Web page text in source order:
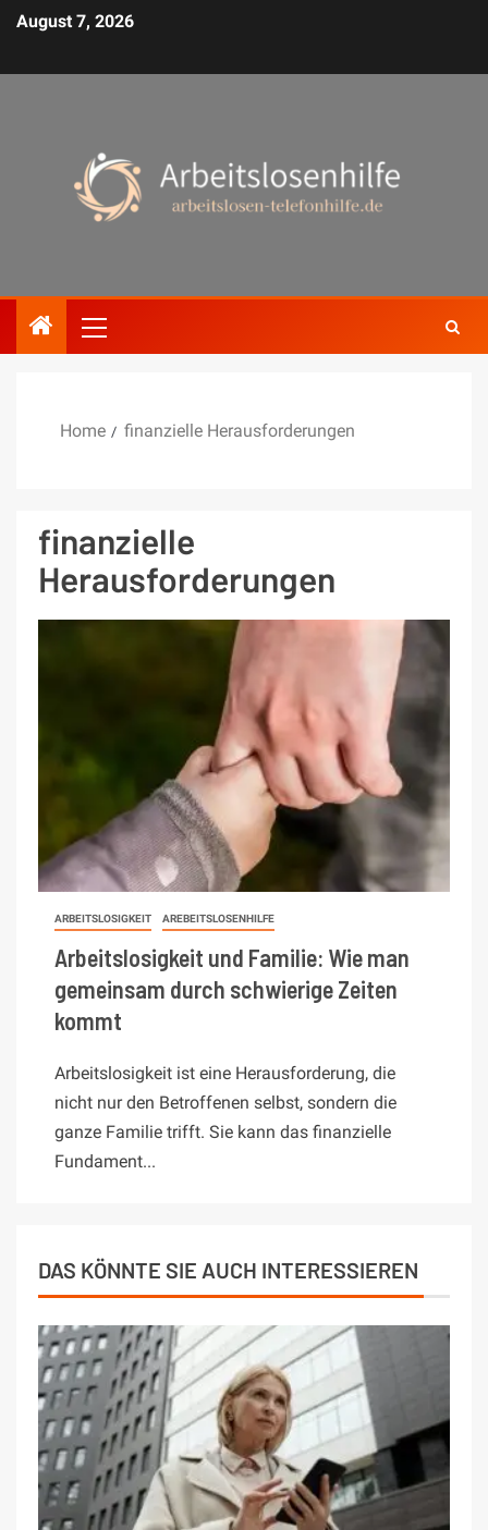
August 7, 2026
Home finanzielle Herausforderungen
finanzielle
Herausforderungen
ARBEITSLOSIGKEIT AREBEITSLOSENHILFE
Arbeitslosigkeit und Familie: Wie man
gemeinsam durch schwierige Zeiten
kommt
Arbeitslosigkeit ist eine Herausforderung, die
nicht nur den Betroffenen selbst, sondern die
ganze Familie trifft. Sie kann das finanzielle
Fundament...
DAS KÖNNTE SIE AUCH INTERESSIEREN